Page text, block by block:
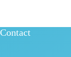
Contact